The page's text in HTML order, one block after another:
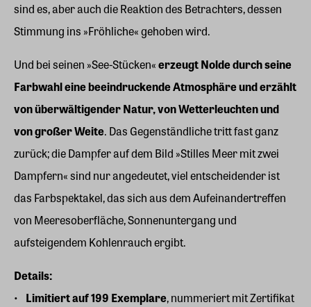
sind es, aber auch die Reaktion des Betrachters, dessen
Stimmung ins »Fröhliche« gehoben wird.
Und bei seinen »See-Stücken«erzeugt Nolde durch seine
Farbwahl eine beeindruckende Atmosphäre und erzählt
von überwältigender Natur, von Wetterleuchten und
von großer Weite. Das Gegenständliche tritt fast ganz
zurück; die Dampfer auf dem Bild »Stilles Meer mit zwei
Dampfern« sind nur angedeutet, viel entscheidender ist
das Farbspektakel, das sich aus dem Aufeinandertreffen
von Meeresoberfläche, Sonnenuntergang und
aufsteigendem Kohlenrauch ergibt.
Details:
Limitiert auf 199 Exemplare, nummeriert mit Zertifikat